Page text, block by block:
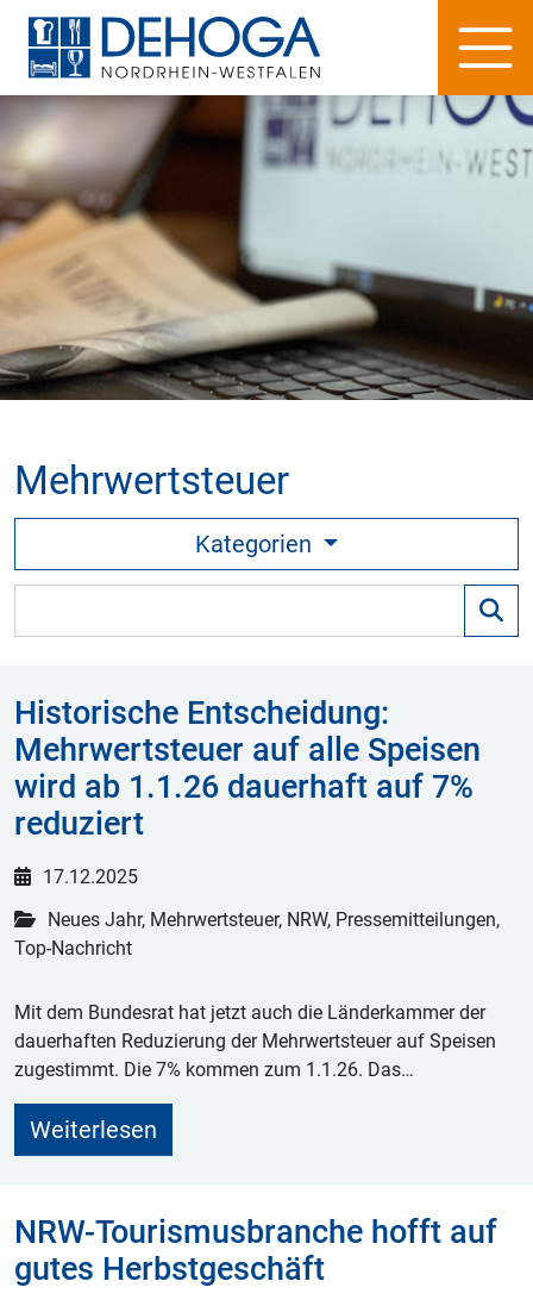
Mehrwertsteuer
Kategorien
Historische Entscheidung:
Mehrwertsteuer auf alle Speisen
wird ab 1.1.26 dauerhaft auf 7%
reduziert
17.12.2025
Neues Jahr, Mehrwertsteuer, NRW, Pressemitteilungen,
Top-Nachricht
Mit dem Bundesrat hat jetzt auch die Länderkammer der
dauerhaften Reduzierung der Mehrwertsteuer auf Speisen
zugestimmt. Die 7% kommen zum 1.1.26. Das…
Weiterlesen
NRW-Tourismusbranche hofft auf
gutes Herbstgeschäft